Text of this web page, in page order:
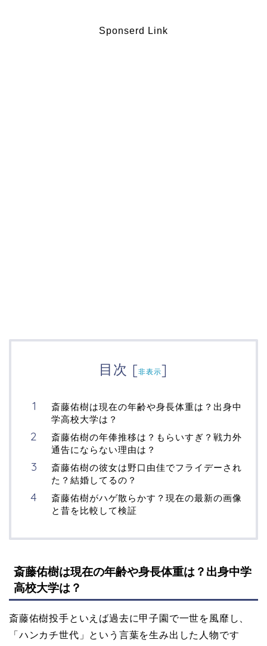
Sponserd Link
目次 [非表示]
斎藤佑樹は現在の年齢や身長体重は？出身中
学高校大学は？
斎藤佑樹の年俸推移は？もらいすぎ？戦力外
通告にならない理由は？
斎藤佑樹の彼女は野口由佳でフライデーされ
た？結婚してるの？
斎藤佑樹がハゲ散らかす？現在の最新の画像
と昔を比較して検証
斎藤佑樹は現在の年齢や身長体重は？出身中学
高校大学は？
斎藤佑樹投手といえば過去に甲子園で一世を風靡し、
「ハンカチ世代」という言葉を生み出した人物です